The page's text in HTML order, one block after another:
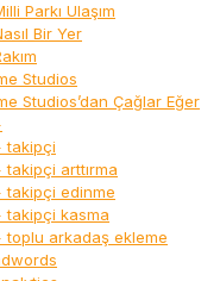
Parkı Ulaşım
Bir Yer
Studios
Studios’dan Çağlar Eğer
takipçi
arttırma
takipçi edinme
takipçi kasma
toplu arkadaş ekleme